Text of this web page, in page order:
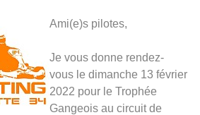
Ami(e)s pilotes,
Je vous donne rendez-
vous le dimanche 13 février
2022 pour le Trophée
Gangeois au circuit de